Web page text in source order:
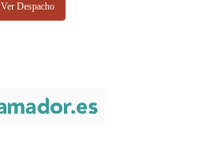
Ver Despacho